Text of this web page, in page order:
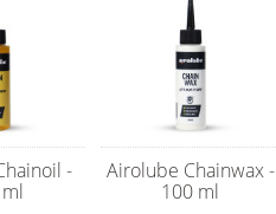
-
Airolube Chainwax -
100 ml